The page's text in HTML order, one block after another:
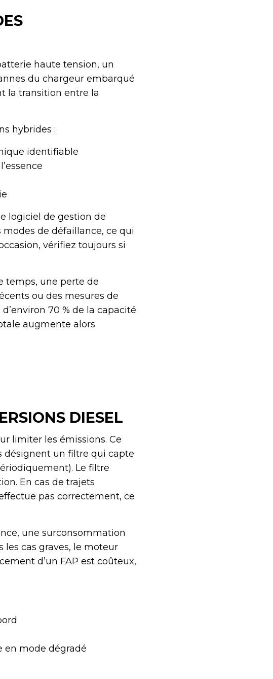
haute tension, un
du chargeur embarqué
la transition entre la
hybrides :
identifiable
logiciel de gestion de
de défaillance, ce qui
vérifiez toujours si
temps, une perte de
ou des mesures de
70 % de la capacité
augmente alors
DIESEL
limiter les émissions. Ce
désignent un filtre qui capte
Le filtre
En cas de trajets
pas correctement, ce
une surconsommation
les cas graves, le moteur
d’un FAP est coûteux,
en mode dégradé